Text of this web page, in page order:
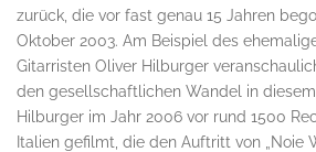
zurück, die vor fast genau 15 Jahren
Oktober 2003. Am Beispiel des
Gitarristen Oliver Hilburger
den gesellschaftlichen Wandel in
Hilburger im Jahr 2006 vor rund 1500
Italien gefilmt, die den Auftritt von „Noie